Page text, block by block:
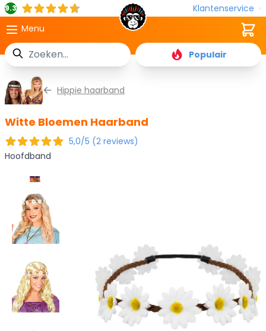
9.3
Klantenservice
Menu
Zoek
Populair
Cart
Hippie haarband
Witte Bloemen Haarband
5,0/5 (2 reviews)
Hoofdband